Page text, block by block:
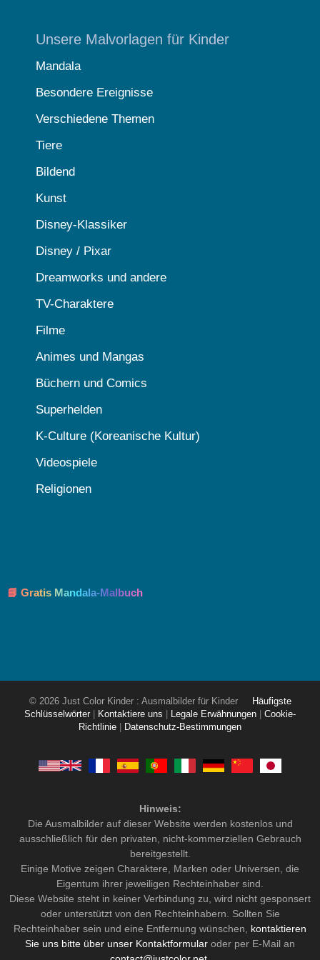
Unsere Malvorlagen für Kinder
Mandala
Besondere Ereignisse
Verschiedene Themen
Tiere
Bildend
Kunst
Disney-Klassiker
Disney / Pixar
Dreamworks und andere
TV-Charaktere
Filme
Animes und Mangas
Büchern und Comics
Superhelden
K-Culture (Koreanische Kultur)
Videospiele
Religionen
📘 Gratis Mandala-Malbuch
© 2026 Just Color Kinder : Ausmalbilder für Kinder
Häufigste
Schlüsselwörter
Kontaktiere uns Legale Erwähnungen
Cookie-
Richtlinie
Datenschutz-Bestimmungen
Hinweis:
Die Ausmalbilder auf dieser Website werden kostenlos und
ausschließlich für den privaten, nicht-kommerziellen Gebrauch
bereitgestellt.
Einige Motive zeigen Charaktere, Marken oder Universen, die
Eigentum ihrer jeweiligen Rechteinhaber sind.
Diese Website steht in keiner Verbindung zu, wird nicht gesponsert
oder unterstützt von den Rechteinhabern. Sollten Sie
Rechteinhaber sein und eine Entfernung wünschen, kontaktieren
Sie uns bitte über unser Kontaktformular oder per E-Mail an